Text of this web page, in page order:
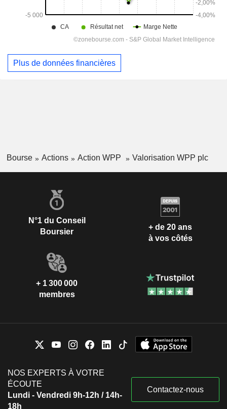
Plus de données financières
Bourse Actions Action WPP Valorisation WPP plc
N°1 du Conseil
Boursier
+ de 20 ans
à vos côtés
+ 1 300 000
membres
NOS EXPERTS À VOTRE
ÉCOUTE
Lundi - Vendredi 9h-12h / 14h-
18h
Contactez-nous